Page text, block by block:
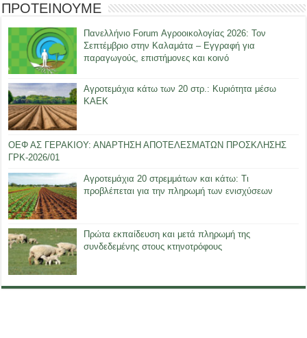
ΠΡΟΤΕΙΝΟΥΜΕ
Πανελλήνιο Forum Αγροοικολογίας 2026: Τον
Σεπτέμβριο στην Καλαμάτα – Εγγραφή για
παραγωγούς, επιστήμονες και κοινό
Αγροτεμάχια κάτω των 20 στρ.: Κυριότητα μέσω
ΚΑΕΚ
ΟΕΦ ΑΣ ΓΕΡΑΚΙΟΥ: ΑΝΑΡΤΗΣΗ ΑΠΟΤΕΛΕΣΜΑΤΩΝ ΠΡΟΣΚΛΗΣΗΣ
ΓΡΚ-2026/01
Αγροτεμάχια 20 στρεμμάτων και κάτω: Τι
προβλέπεται για την πληρωμή των ενισχύσεων
Πρώτα εκπαίδευση και μετά πληρωμή της
συνδεδεμένης στους κτηνοτρόφους